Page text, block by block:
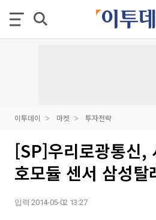
이투데이 마켓 투자전략
[SP]우리로광통신,
호모듈 센서 삼성탈
입력 2014-05-02 13:27